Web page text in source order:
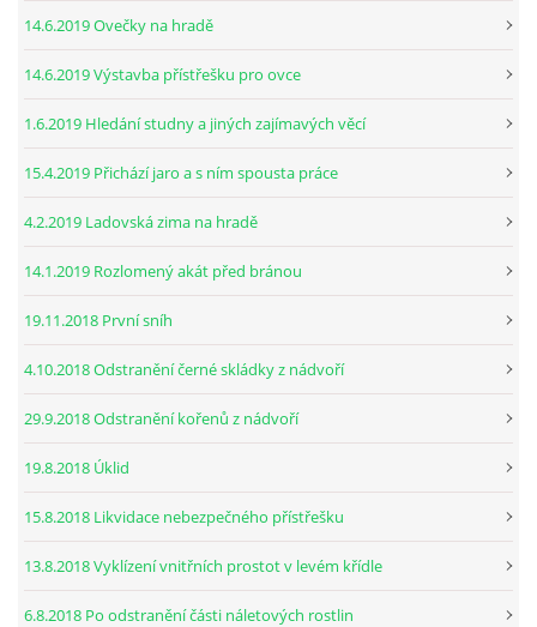
14.6.2019 Ovečky na hradě
14.6.2019 Výstavba přístřešku pro ovce
1.6.2019 Hledání studny a jiných zajímavých věcí
15.4.2019 Přichází jaro a s ním spousta práce
4.2.2019 Ladovská zima na hradě
14.1.2019 Rozlomený akát před bránou
19.11.2018 První sníh
4.10.2018 Odstranění černé skládky z nádvoří
29.9.2018 Odstranění kořenů z nádvoří
19.8.2018 Úklid
15.8.2018 Likvidace nebezpečného přístřešku
13.8.2018 Vyklízení vnitřních prostot v levém křídle
6.8.2018 Po odstranění části náletových rostlin